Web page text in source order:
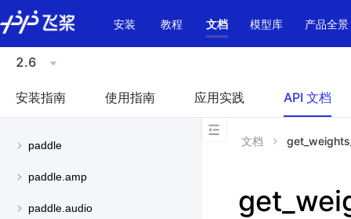
\u200E
安装
教程 文档 模型库 产品全景
2.6
安装指南 使用指南 应用实践 API 文档
paddle
paddle.amp
paddle.audio
文档